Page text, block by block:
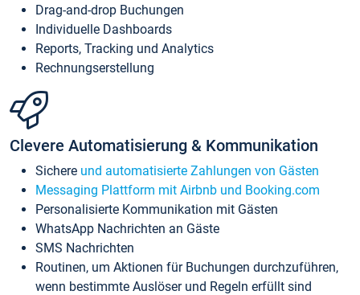
Drag-and-drop Buchungen
Individuelle Dashboards
Reports, Tracking und Analytics
Rechnungserstellung
Clevere Automatisierung & Kommunikation
Sichere und automatisierte Zahlungen von Gästen
Messaging Plattform mit Airbnb und Booking.com
Personalisierte Kommunikation mit Gästen
WhatsApp Nachrichten an Gäste
SMS Nachrichten
Routinen, um Aktionen für Buchungen durchzuführen,
wenn bestimmte Auslöser und Regeln erfüllt sind